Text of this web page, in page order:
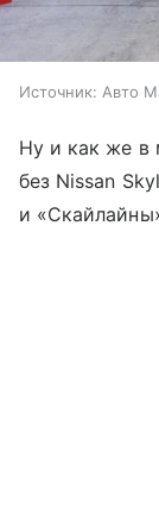
Источник: Авто
Ну и как же в
без Nissan
и